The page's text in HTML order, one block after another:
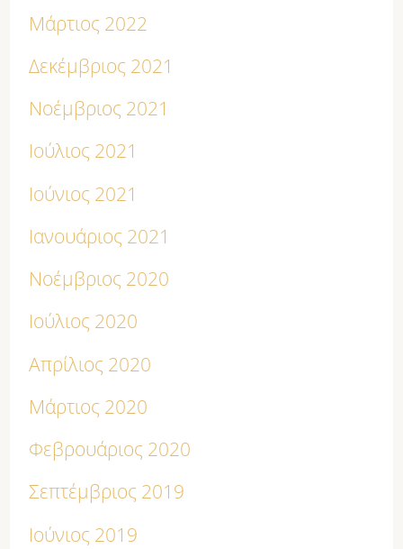
Μάρτιος 2022
Δεκέμβριος 2021
Νοέμβριος 2021
Ιούλιος 2021
Ιούνιος 2021
Ιανουάριος 2021
Νοέμβριος 2020
Ιούλιος 2020
Απρίλιος 2020
Μάρτιος 2020
Φεβρουάριος 2020
Σεπτέμβριος 2019
Ιούνιος 2019